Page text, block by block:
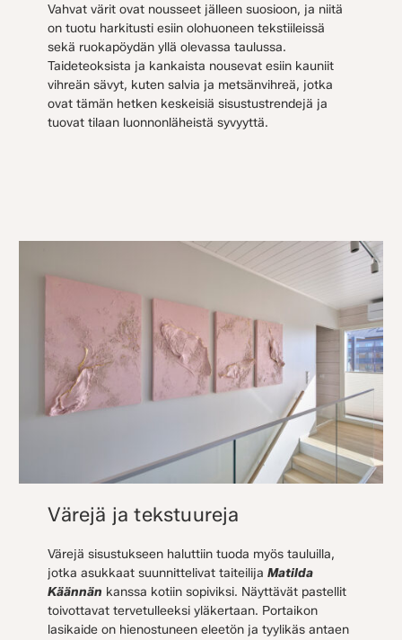
Vahvat värit ovat nousseet jälleen suosioon, ja niitä
on tuotu harkitusti esiin olohuoneen tekstiileissä
sekä ruokapöydän yllä olevassa taulussa.
Taideteoksista ja kankaista nousevat esiin kauniit
vihreän sävyt, kuten salvia ja metsänvihreä, jotka
ovat tämän hetken keskeisiä sisustustrendejä ja
tuovat tilaan luonnonläheistä syvyyttä.
Värejä ja tekstuureja
Värejä sisustukseen haluttiin tuoda myös tauluilla,
jotka asukkaat suunnittelivat taiteilijaMatilda
Käännän kanssa kotiin sopiviksi. Näyttävät pastellit
toivottavat tervetulleeksi yläkertaan. Portaikon
lasikaide on hienostuneen eleetön ja tyylikäs antaen